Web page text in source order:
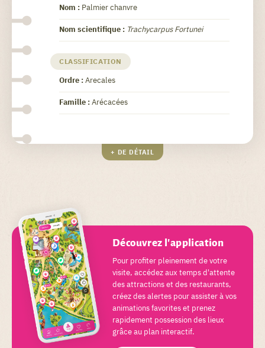
Nom : Palmier chanvre
Nom scientifique : Trachycarpus Fortunei
CLASSIFICATION
Ordre :Arecales
Famille :Arécacées
+ DE DÉTAIL
Découvrez l'application
Pour profiter pleinement de votre
visite, accédez aux temps d'attente
des attractions et des restaurants,
créez des alertes pour assister à vos
animations favorites et prenez
rapidement possession des lieux
grâce au plan interactif.